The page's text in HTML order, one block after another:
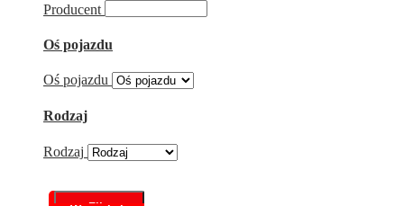
Producent
Oś pojazdu
Oś pojazdu
Rodzaj
Rodzaj